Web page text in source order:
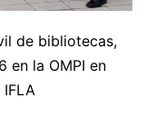
de bibliotecas,
en la OMPI en